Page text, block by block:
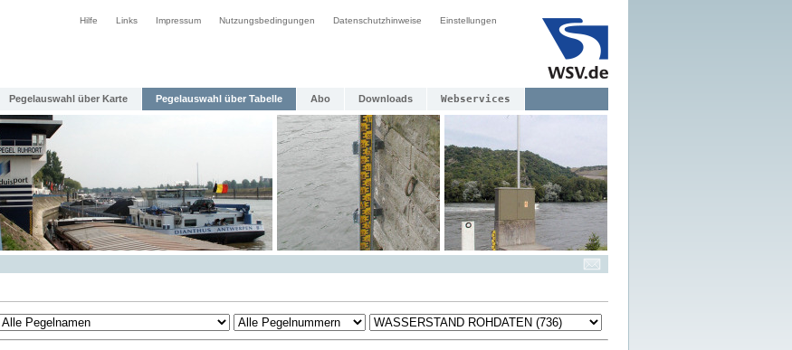
Hilfe Links Impressum Nutzungsbedingungen Datenschutzhinweise Einstellungen
Pegelauswahl über Karte Pegelauswahl über Tabelle Abo Downloads Webservices